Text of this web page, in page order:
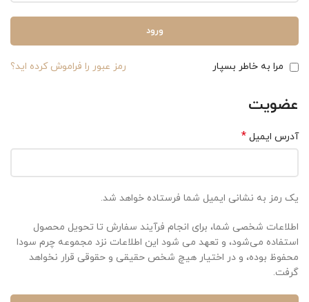
ورود
رمز عبور را فراموش کرده اید؟ مرا به خاطر بسپار
عضویت
آدرس ایمیل *
یک رمز به نشانی ایمیل شما فرستاده خواهد شد.
اطلاعات شخصی شما، برای انجام فرآیند سفارش تا تحویل محصول
استفاده می‌شود، و تعهد می شود این اطلاعات نزد مجموعه چرم سودا
محفوظ بوده، و در اختیار هیچ شخص حقیقی و حقوقی قرار نخواهد
گرفت.